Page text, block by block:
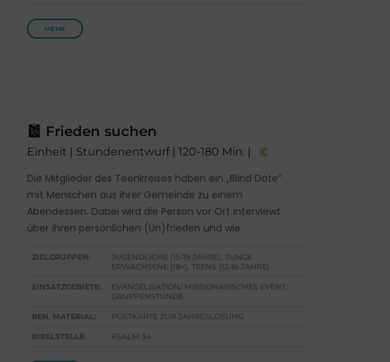
MEHR
Frieden suchen
Einheit | Stundenentwurf | 120-180 Min. |
Die Mitglieder des Teenkreises haben ein „Blind Date“
mit Menschen aus ihrer Gemeinde zu einem
Abendessen. Dabei wird die Person vor Ort interviewt
über ihren persönlichen (Un)frieden und wie
ZIELGRUPPEN:
JUGENDLICHE (15-19 JAHRE), JUNGE
ERWACHSENE (18+), TEENS (12-16 JAHRE)
EINSATZGEBIETE:
EVANGELISATION/ MISSIONARISCHES EVENT,
GRUPPENSTUNDE
BEN. MATERIAL: POSTKARTE ZUR JAHRESLOSUNG
BIBELSTELLE: PSALM 34